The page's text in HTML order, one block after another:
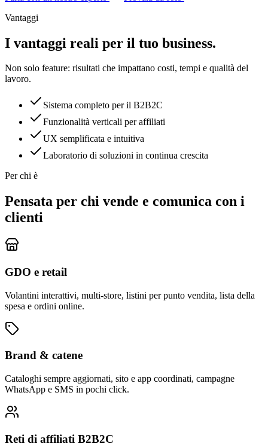
Vantaggi
I vantaggi reali per il tuo business.
Non solo feature: risultati che impattano costi, tempi e qualità del
lavoro.
Sistema completo per il B2B2C
Funzionalità verticali per affiliati
UX semplificata e intuitiva
Laboratorio di soluzioni in continua crescita
Per chi è
Pensata per chi vende e comunica con i
clienti
GDO e retail
Volantini interattivi, multi-store, listini per punto vendita, lista della
spesa e ordini online.
Brand & catene
Cataloghi sempre aggiornati, sito e app coordinati, campagne
WhatsApp e SMS in pochi click.
Reti di affiliati B2B2C